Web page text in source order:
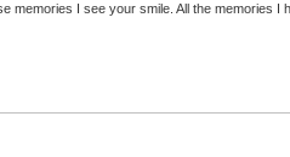
memories I see your smile. All the memories I